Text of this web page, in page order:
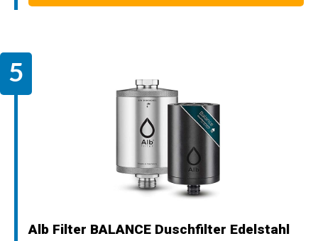
Alb Filter BALANCE Duschfilter Edelstahl